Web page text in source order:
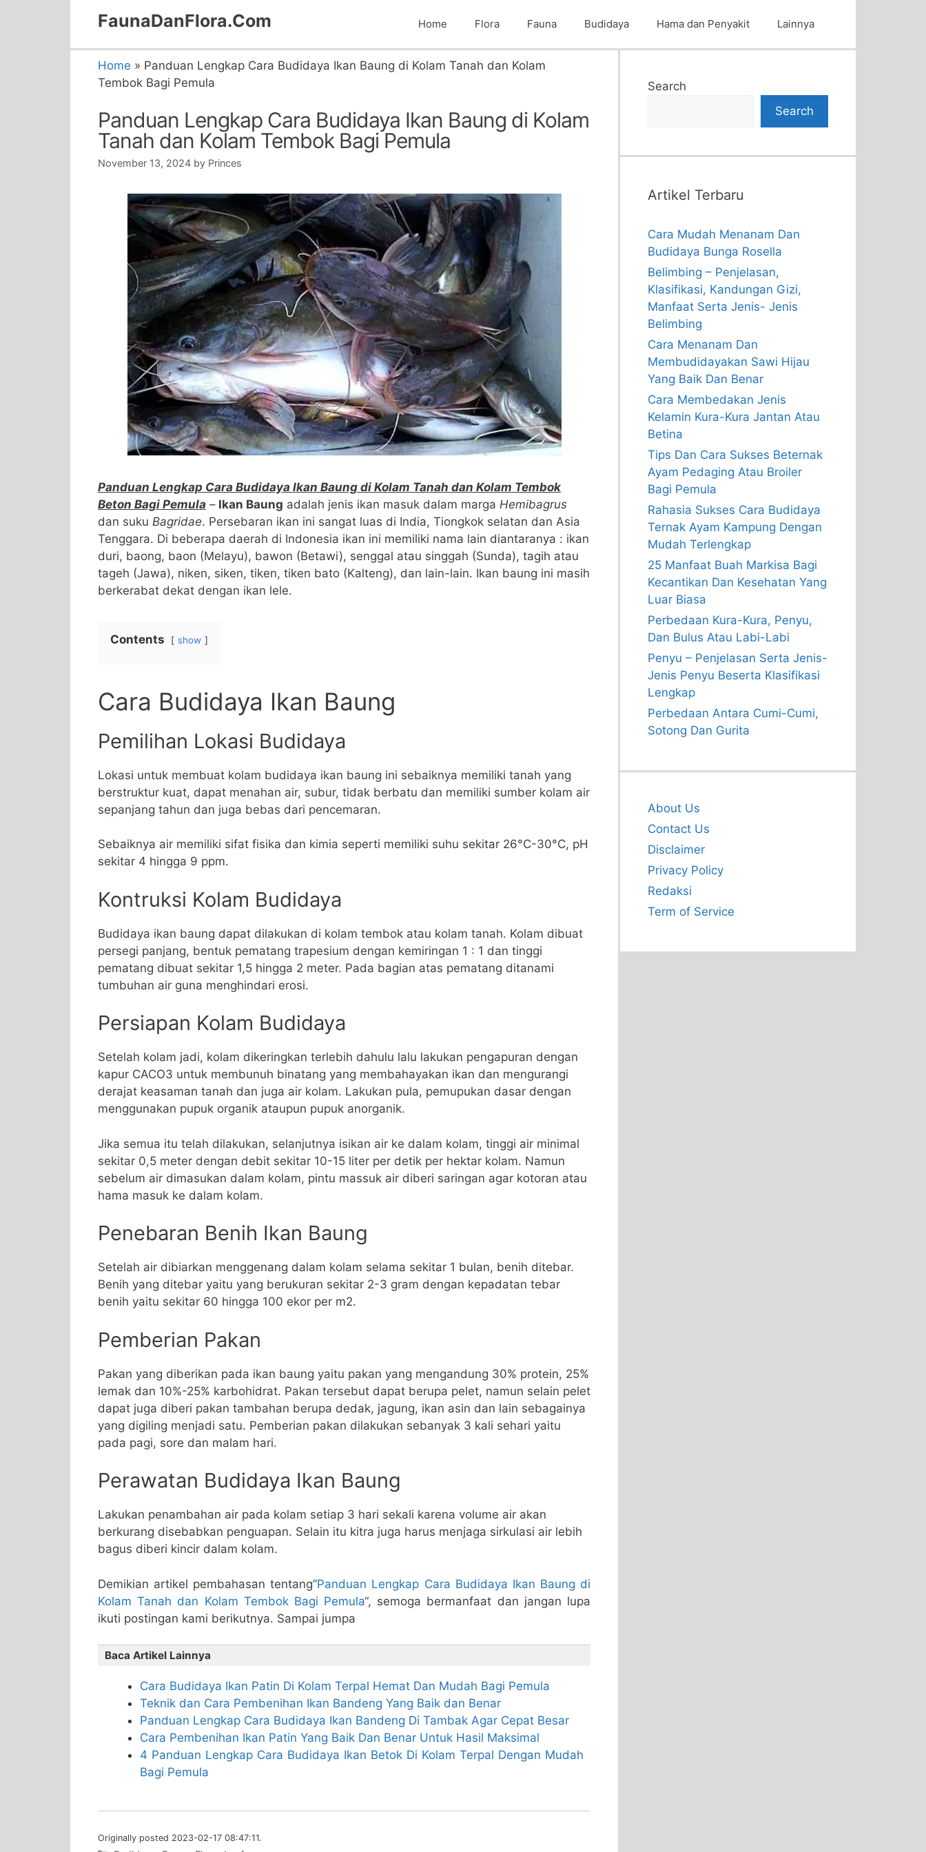
FaunaDanFlora.Com Home Flora Fauna Budidaya Hama dan Penyakit Lainnya
Home » Panduan Lengkap Cara Budidaya Ikan Baung di Kolam Tanah dan Kolam
Tembok Bagi Pemula
Panduan Lengkap Cara Budidaya Ikan Baung di Kolam
Tanah dan Kolam Tembok Bagi Pemula
November 13, 2024 by Princes
Panduan Lengkap Cara Budidaya Ikan Baung di Kolam Tanah dan Kolam Tembok
Beton Bagi Pemula – Ikan Baung adalah jenis ikan masuk dalam marga Hemibagrus
dan suku Bagridae. Persebaran ikan ini sangat luas di India, Tiongkok selatan dan Asia
Tenggara. Di beberapa daerah di Indonesia ikan ini memiliki nama lain diantaranya : ikan
duri, baong, baon (Melayu), bawon (Betawi), senggal atau singgah (Sunda), tagih atau
tageh (Jawa), niken, siken, tiken, tiken bato (Kalteng), dan lain-lain. Ikan baung ini masih
berkerabat dekat dengan ikan lele.
Contents show
Cara Budidaya Ikan Baung
Pemilihan Lokasi Budidaya
Lokasi untuk membuat kolam budidaya ikan baung ini sebaiknya memiliki tanah yang
berstruktur kuat, dapat menahan air, subur, tidak berbatu dan memiliki sumber kolam air
sepanjang tahun dan juga bebas dari pencemaran.
Sebaiknya air memiliki sifat fisika dan kimia seperti memiliki suhu sekitar 26°C-30°C, pH
sekitar 4 hingga 9 ppm.
Kontruksi Kolam Budidaya
Budidaya ikan baung dapat dilakukan di kolam tembok atau kolam tanah. Kolam dibuat
persegi panjang, bentuk pematang trapesium dengan kemiringan 1 : 1 dan tinggi
pematang dibuat sekitar 1,5 hingga 2 meter. Pada bagian atas pematang ditanami
tumbuhan air guna menghindari erosi.
Persiapan Kolam Budidaya
Setelah kolam jadi, kolam dikeringkan terlebih dahulu lalu lakukan pengapuran dengan
kapur CACO3 untuk membunuh binatang yang membahayakan ikan dan mengurangi
derajat keasaman tanah dan juga air kolam. Lakukan pula, pemupukan dasar dengan
menggunakan pupuk organik ataupun pupuk anorganik.
Jika semua itu telah dilakukan, selanjutnya isikan air ke dalam kolam, tinggi air minimal
sekitar 0,5 meter dengan debit sekitar 10-15 liter per detik per hektar kolam. Namun
sebelum air dimasukan dalam kolam, pintu massuk air diberi saringan agar kotoran atau
hama masuk ke dalam kolam.
Penebaran Benih Ikan Baung
Setelah air dibiarkan menggenang dalam kolam selama sekitar 1 bulan, benih ditebar.
Benih yang ditebar yaitu yang berukuran sekitar 2-3 gram dengan kepadatan tebar
benih yaitu sekitar 60 hingga 100 ekor per m2.
Pemberian Pakan
Pakan yang diberikan pada ikan baung yaitu pakan yang mengandung 30% protein, 25%
lemak dan 10%-25% karbohidrat. Pakan tersebut dapat berupa pelet, namun selain pelet
dapat juga diberi pakan tambahan berupa dedak, jagung, ikan asin dan lain sebagainya
yang digiling menjadi satu. Pemberian pakan dilakukan sebanyak 3 kali sehari yaitu
pada pagi, sore dan malam hari.
Perawatan Budidaya Ikan Baung
Lakukan penambahan air pada kolam setiap 3 hari sekali karena volume air akan
berkurang disebabkan penguapan. Selain itu kitra juga harus menjaga sirkulasi air lebih
bagus diberi kincir dalam kolam.
Demikian artikel pembahasan tentang”Panduan Lengkap Cara Budidaya Ikan Baung di
Kolam Tanah dan Kolam Tembok Bagi Pemula“, semoga bermanfaat dan jangan lupa
ikuti postingan kami berikutnya. Sampai jumpa
Baca Artikel Lainnya
Cara Budidaya Ikan Patin Di Kolam Terpal Hemat Dan Mudah Bagi Pemula
Teknik dan Cara Pembenihan Ikan Bandeng Yang Baik dan Benar
Panduan Lengkap Cara Budidaya Ikan Bandeng Di Tambak Agar Cepat Besar
Cara Pembenihan Ikan Patin Yang Baik Dan Benar Untuk Hasil Maksimal
4 Panduan Lengkap Cara Budidaya Ikan Betok Di Kolam Terpal Dengan Mudah
Bagi Pemula
Originally posted 2023-02-17 08:47:11.
Search
Search
Artikel Terbaru
Cara Mudah Menanam Dan
Budidaya Bunga Rosella
Belimbing – Penjelasan,
Klasifikasi, Kandungan Gizi,
Manfaat Serta Jenis- Jenis
Belimbing
Cara Menanam Dan
Membudidayakan Sawi Hijau
Yang Baik Dan Benar
Cara Membedakan Jenis
Kelamin Kura-Kura Jantan Atau
Betina
Tips Dan Cara Sukses Beternak
Ayam Pedaging Atau Broiler
Bagi Pemula
Rahasia Sukses Cara Budidaya
Ternak Ayam Kampung Dengan
Mudah Terlengkap
25 Manfaat Buah Markisa Bagi
Kecantikan Dan Kesehatan Yang
Luar Biasa
Perbedaan Kura-Kura, Penyu,
Dan Bulus Atau Labi-Labi
Penyu – Penjelasan Serta Jenis-
Jenis Penyu Beserta Klasifikasi
Lengkap
Perbedaan Antara Cumi-Cumi,
Sotong Dan Gurita
About Us
Contact Us
Disclaimer
Privacy Policy
Redaksi
Term of Service